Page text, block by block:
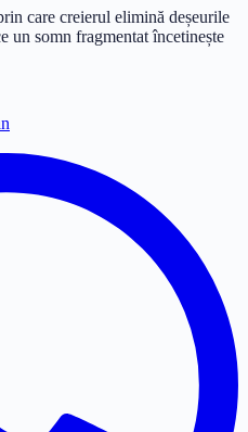
care creierul elimină deșeurile
un somn fragmentat încetinește